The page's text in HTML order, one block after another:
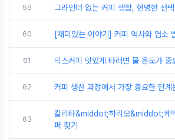
59 그라인더 없는 커피 생활, 현명한 선
60 [재미있는 이야기] 커피 역사와 염소
61 믹스커피 맛있게 타려면 물 온도가 중
62 커피 생산 과정에서 가장 중요한 단
63
칼리타&middot;하리오&middot;케
퍼 찾기